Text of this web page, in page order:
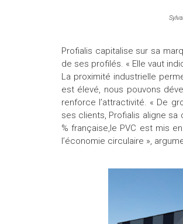
Profialis capitalise sur sa
de ses profilés. « Elle vaut
La proximité industrielle
est élevé, nous pouvons
renforce l’attractivité. « De
ses clients, Profialis aligne
% française,le PVC est mis
l’économie circulaire »,